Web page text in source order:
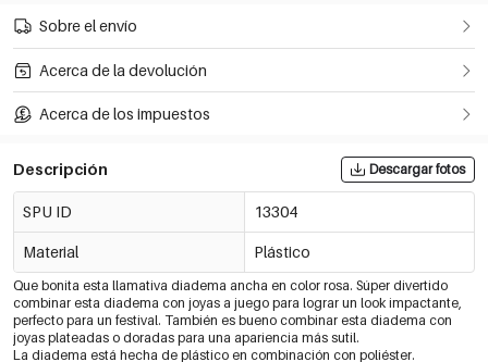
Sobre el envío
Acerca de la devolución
Acerca de los impuestos
Descripción Descargar fotos
SPU ID 13304
Material Plástico
Que bonita esta llamativa diadema ancha en color rosa. Súper divertido
combinar esta diadema con joyas a juego para lograr un look impactante,
perfecto para un festival. También es bueno combinar esta diadema con
joyas plateadas o doradas para una apariencia más sutil.
La diadema está hecha de plástico en combinación con poliéster.